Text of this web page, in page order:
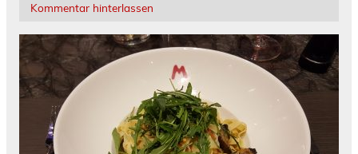
Kommentar hinterlassen